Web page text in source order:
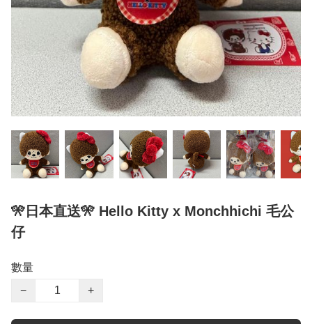
🎌日本直送🎌 Hello Kitty x Monchhichi 毛公
仔
數量
−
+